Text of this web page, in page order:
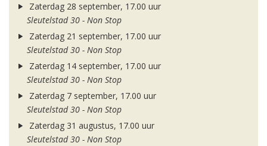
Zaterdag 28 september, 17.00 uur
Sleutelstad 30 - Non Stop
Zaterdag 21 september, 17.00 uur
Sleutelstad 30 - Non Stop
Zaterdag 14 september, 17.00 uur
Sleutelstad 30 - Non Stop
Zaterdag 7 september, 17.00 uur
Sleutelstad 30 - Non Stop
Zaterdag 31 augustus, 17.00 uur
Sleutelstad 30 - Non Stop